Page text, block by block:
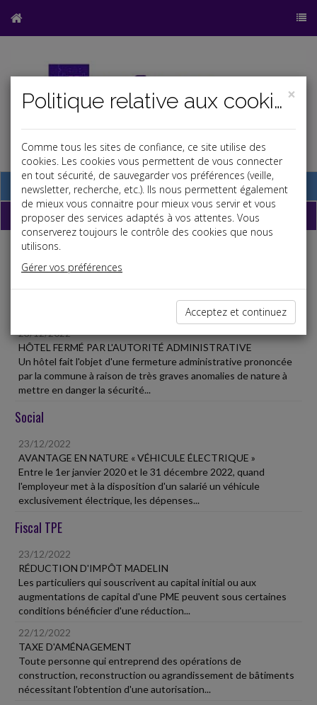
Base documentaire
Dépêches
Liste des dernières dépêches
23/12/2022
HÔTEL FERMÉ PAR L'AUTORITÉ ADMINISTRATIVE
Un hôtel fait l'objet d'une fermeture administrative prononcée
par la commune à raison de très graves anomalies de nature à
mettre en danger la sécurité...
Social
23/12/2022
AVANTAGE EN NATURE « VÉHICULE ÉLECTRIQUE »
Entre le 1er janvier 2020 et le 31 décembre 2022, quand
l'employeur met à la disposition d'un salarié un véhicule
exclusivement électrique, les dépenses...
Fiscal TPE
23/12/2022
RÉDUCTION D'IMPÔT MADELIN
Les particuliers qui souscrivent au capital initial ou aux
augmentations de capital d'une PME peuvent sous certaines
conditions bénéficier d'une réduction...
22/12/2022
TAXE D'AMÉNAGEMENT
Toute personne qui entreprend des opérations de
construction, reconstruction ou agrandissement de bâtiments
nécessitant l'obtention d'une autorisation...
×
Politique relative aux cookies
Comme tous les sites de confiance, ce site utilise des
cookies. Les cookies vous permettent de vous connecter
en tout sécurité, de sauvegarder vos préférences (veille,
newsletter, recherche, etc.). Ils nous permettent également
de mieux vous connaitre pour mieux vous servir et vous
proposer des services adaptés à vos attentes. Vous
conserverez toujours le contrôle des cookies que nous
utilisons.
Gérer vos préférences
Acceptez et continuez